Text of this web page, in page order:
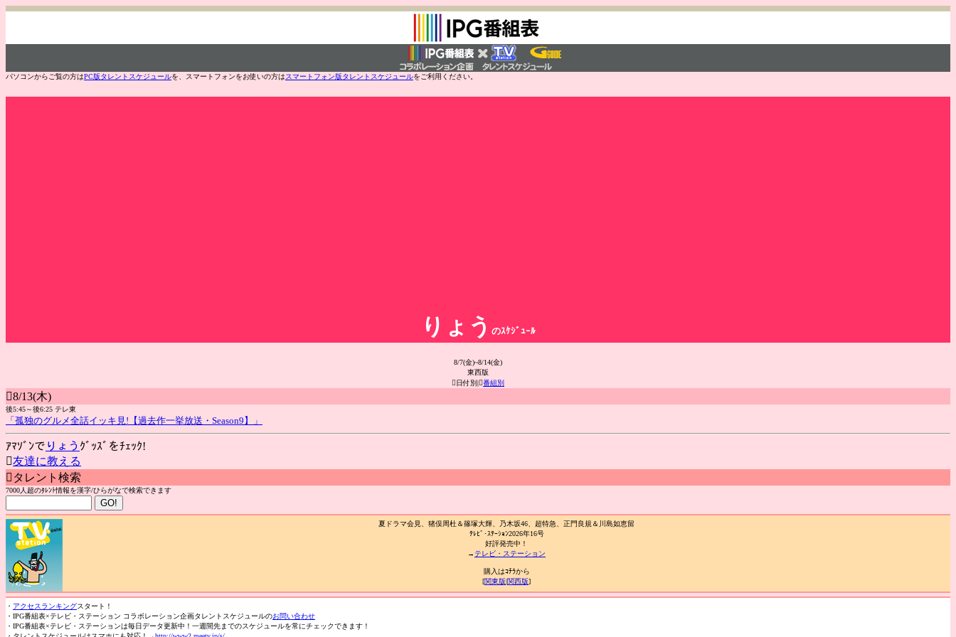
パソコンからご覧の方はPC版タレントスケジュールを、スマートフォンをお使いの方はスマートフォン版タレントスケジュールをご利用ください。
りょう のｽｹｼﾞｭｰﾙ
8/7(金)~8/14(金)
東西版
日付別|番組別
8/13(木)
後5:45～後6:25 テレ東
「孤独のグルメ全話イッキ見!【過去作一挙放送・Season9】」
ｱﾏｿﾞﾝで りょう ｸﾞｯｽﾞをﾁｪｯｸ!
友達に教える
タレント検索
7000人超のﾀﾚﾝﾄ情報を漢字/ひらがなで検索できます
夏ドラマ会見、猪俣周杜＆篠塚大輝、乃木坂46、超特急、正門良規＆川島如恵留
ﾃﾚﾋﾞ･ｽﾃｰｼｮﾝ2026年16号
好評発売中！
→テレビ・ステーション
購入はｺﾁﾗから
[関東版|関西版]
・ アクセスランキングスタート！
・IPG番組表×テレビ・ステーション コラボレーション企画タレントスケジュールのお問い合わせ
・IPG番組表×テレビ・ステーションは毎日データ更新中！一週間先までのスケジュールを常にチェックできます！